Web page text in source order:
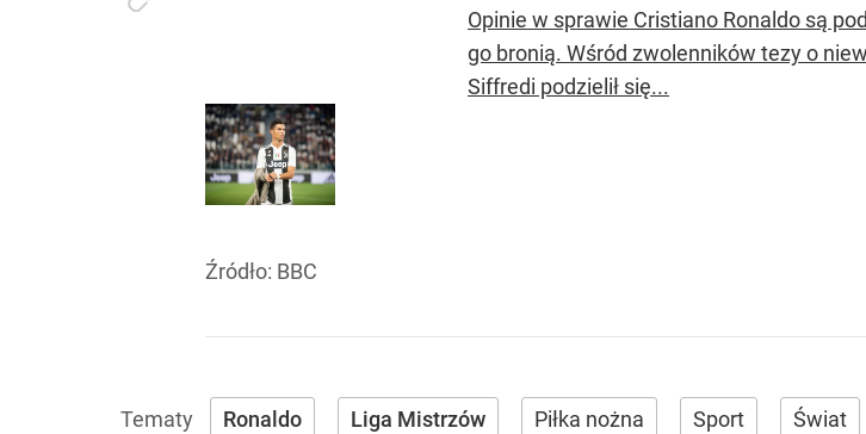
Opinie w sprawie Cristiano Ronaldo są
go bronią. Wśród zwolenników tezy o
Siffredi podzielił się...
Źródło: BBC
Ronaldo Liga Mistrzów Piłka nożna Sport Świat